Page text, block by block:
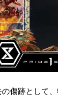
傷跡として